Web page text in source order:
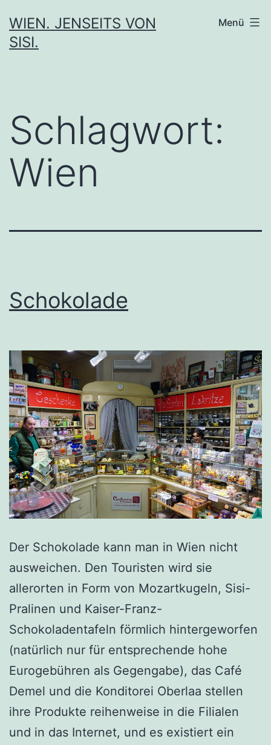
Inhalt
springen
WIEN. JENSEITS VON
SISI.
Menü
Schlagwort:
Wien
Schokolade
Der Schokolade kann man in Wien nicht
ausweichen. Den Touristen wird sie
allerorten in Form von Mozartkugeln, Sisi-
Pralinen und Kaiser-Franz-
Schokoladentafeln förmlich hintergeworfen
(natürlich nur für entsprechende hohe
Eurogebühren als Gegengabe), das Café
Demel und die Konditorei Oberlaa stellen
ihre Produkte reihenweise in die Filialen
und in das Internet, und es existiert ein